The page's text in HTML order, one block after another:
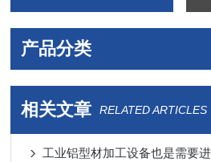
产品分类
相关文章 RELATED ARTICLES
工业铝型材加工设备也是需要